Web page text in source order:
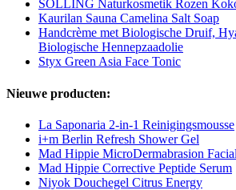
SOLLING Naturkosmetik Rozen
Kaurilan Sauna Camelina Salt Soap
Handcrème met Biologische Druif,
Biologische Hennepzaadolie
Styx Green Asia Face Tonic
Nieuwe producten:
La Saponaria 2-in-1 Reinigingsmousse
i+m Berlin Refresh Shower Gel
Mad Hippie MicroDermabrasion Facial
Mad Hippie Corrective Peptide Serum
Niyok Douchegel Citrus Energy